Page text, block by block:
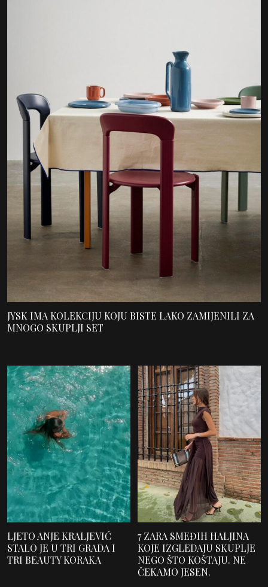
JYSK IMA KOLEKCIJU KOJU BISTE LAKO ZAMIJENILI ZA
MNOGO SKUPLJI SET
LJETO ANJE KRALJEVIĆ
STALO JE U TRI GRADA I
TRI BEAUTY KORAKA
7 ZARA SMEĐIH HALJINA
KOJE IZGLEDAJU SKUPLJE
NEGO ŠTO KOŠTAJU. NE
ČEKAMO JESEN.